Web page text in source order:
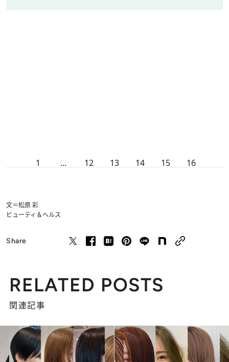
1 ... 12 13 14 15 16
文＝松原 彩
ビューティ＆ヘルス
Share
RELATED POSTS
関連記事